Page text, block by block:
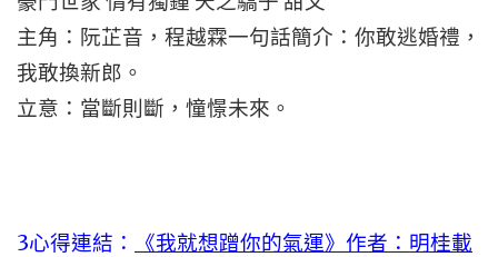
主角：阮芷音，程越霖一句話簡介：你敢逃婚禮，
我敢換新郎。
立意：當斷則斷，憧憬未來。
3心得連結：
《我就想蹭你的氣運》作者：明桂載